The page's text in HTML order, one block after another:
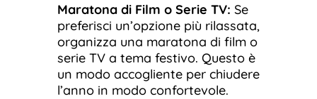
Maratona di Film o Serie TV: Se
preferisci un’opzione più rilassata,
organizza una maratona di film o
serie TV a tema festivo. Questo è
un modo accogliente per chiudere
l’anno in modo confortevole.